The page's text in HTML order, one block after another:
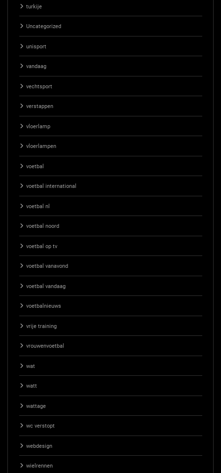
turkije
Uncategorized
unisport
vandaag
vechtsport
verstappen
vloerlamp
vloerlampen
voetbal
voetbal international
voetbal nl
voetbal noord
voetbal op tv
voetbal vanavond
voetbal vandaag
voetbalnieuws
vrije training
vrouwenvoetbal
wat
watt
wattage
wc verstopt
webdesign
wielrennen